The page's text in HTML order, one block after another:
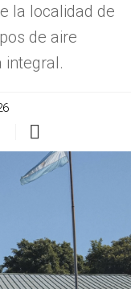
la localidad de
de aire
integral.